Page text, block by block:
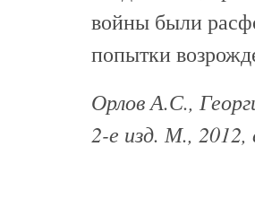
войны были
попытки
Орлов А.С.,
2-е изд. М., 2012,